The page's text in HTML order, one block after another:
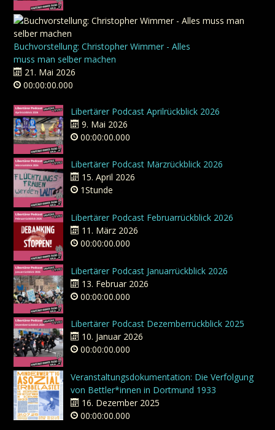
Buchvorstellung: Christopher Wimmer - Alles
muss man selber machen
21. Mai 2026
00:00:00.000
Libertärer Podcast Aprilrückblick 2026
9. Mai 2026
00:00:00.000
Libertärer Podcast Märzrückblick 2026
15. April 2026
1Stunde
Libertärer Podcast Februarrückblick 2026
11. März 2026
00:00:00.000
Libertärer Podcast Januarrückblick 2026
13. Februar 2026
00:00:00.000
Libertärer Podcast Dezemberrückblick 2025
10. Januar 2026
00:00:00.000
Veranstaltungsdokumentation: Die Verfolgung
von Bettler*innen in Dortmund 1933
16. Dezember 2025
00:00:00.000